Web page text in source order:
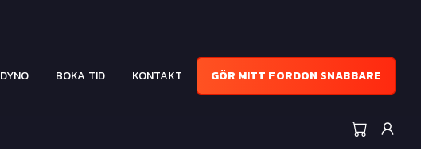
DYNO BOKA TID KONTAKT GÖR MITT FORDON SNABBARE